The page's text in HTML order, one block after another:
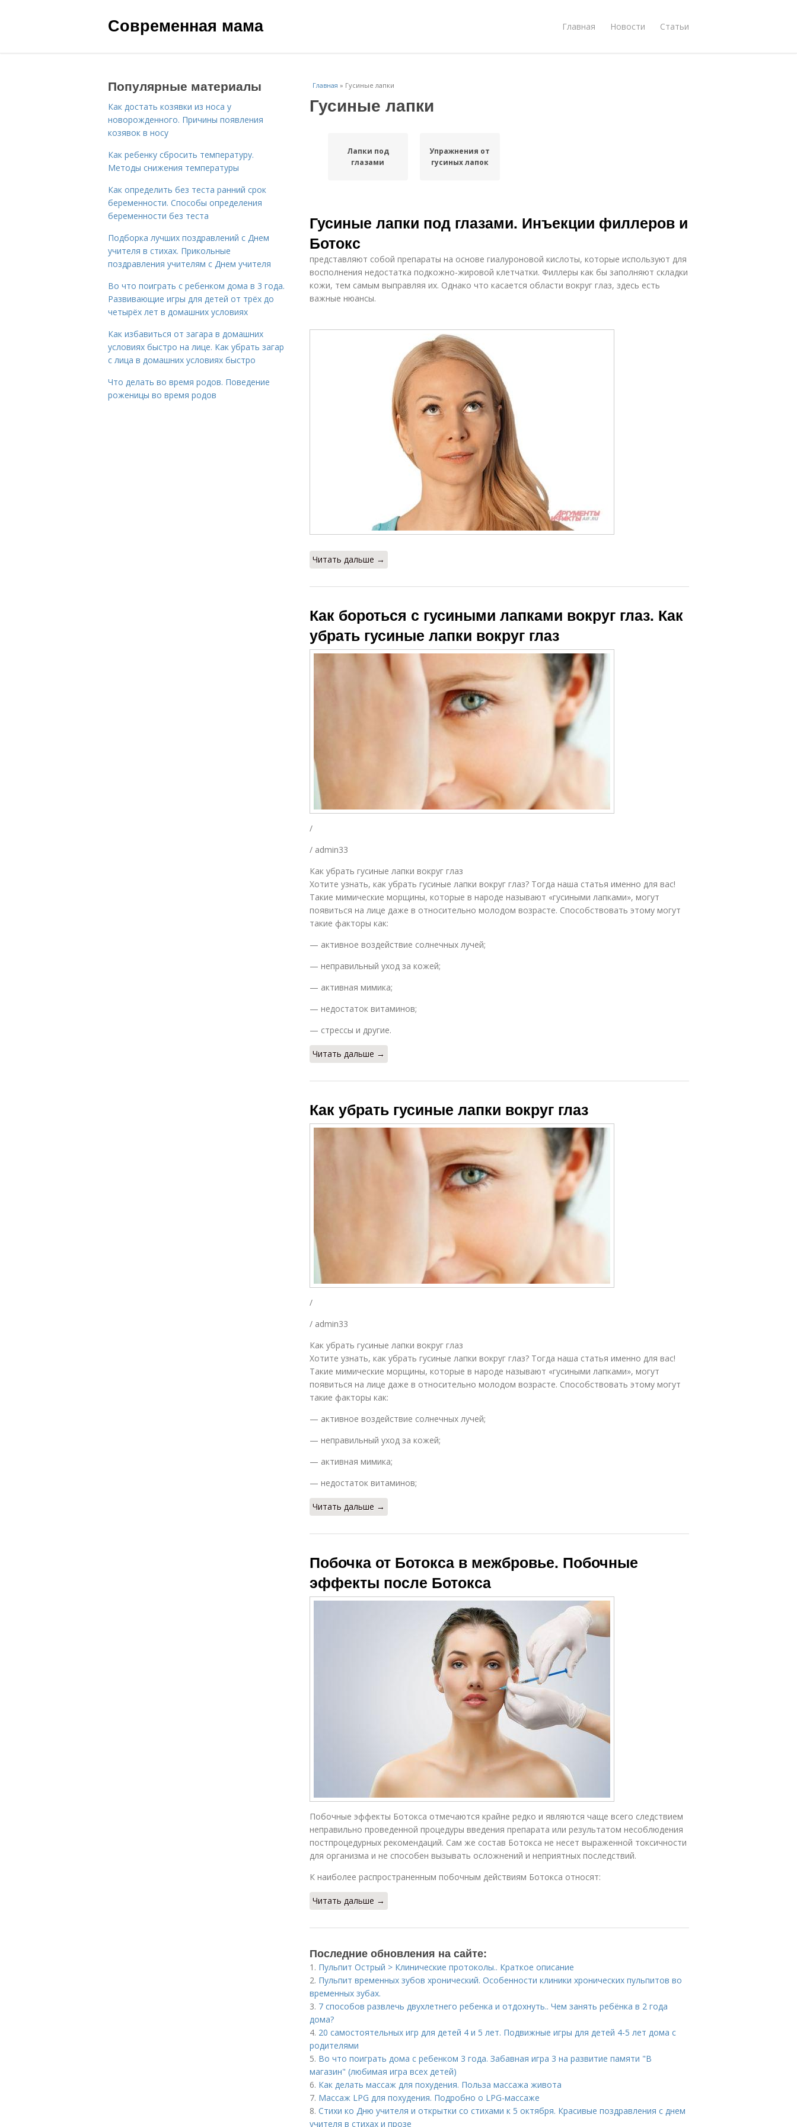
Современная мама Главная Новости Статьи
Главная » Гусиные лапки
Гусиные лапки
Лапки под
глазами
Упражнения от
гусиных лапок
Гусиные лапки под глазами. Инъекции филлеров и
Ботокс
представляют собой препараты на основе гиалуроновой кислоты, которые используют для
восполнения недостатка подкожно-жировой клетчатки. Филлеры как бы заполняют складки
кожи, тем самым выправляя их. Однако что касается области вокруг глаз, здесь есть
важные нюансы.
Читать дальше →
Как бороться с гусиными лапками вокруг глаз. Как
убрать гусиные лапки вокруг глаз
/
/ admin33
Как убрать гусиные лапки вокруг глаз
Хотите узнать, как убрать гусиные лапки вокруг глаз? Тогда наша статья именно для вас!
Такие мимические морщины, которые в народе называют «гусиными лапками», могут
появиться на лице даже в относительно молодом возрасте. Способствовать этому могут
такие факторы как:
— активное воздействие солнечных лучей;
— неправильный уход за кожей;
— активная мимика;
— недостаток витаминов;
— стрессы и другие.
Читать дальше →
Как убрать гусиные лапки вокруг глаз
/
/ admin33
Как убрать гусиные лапки вокруг глаз
Хотите узнать, как убрать гусиные лапки вокруг глаз? Тогда наша статья именно для вас!
Такие мимические морщины, которые в народе называют «гусиными лапками», могут
появиться на лице даже в относительно молодом возрасте. Способствовать этому могут
такие факторы как:
— активное воздействие солнечных лучей;
— неправильный уход за кожей;
— активная мимика;
— недостаток витаминов;
Читать дальше →
Побочка от Ботокса в межбровье. Побочные
эффекты после Ботокса
Побочные эффекты Ботокса отме­ча­ются крайне редко и являются чаще всего следствием
непра­виль­но проведенной процедуры введения препарата или ре­зуль­та­том несоблюдения
пост­про­це­дур­ных рекомендаций. Сам же состав Ботокса не несет выраженной токсичности
для организма и не способен вызывать осложнений и неприятных последствий.
К наиболее распространенным побочным действиям Ботокса относят:
Читать дальше →
Последние обновления на сайте:
1. Пульпит Острый > Клинические протоколы.. Краткое описание
2. Пульпит временных зубов хронический. Особенности клиники хронических пульпитов во
временных зубах.
3. 7 способов развлечь двухлетнего ребенка и отдохнуть.. Чем занять ребёнка в 2 года
дома?
4. 20 самостоятельных игр для детей 4 и 5 лет. Подвижные игры для детей 4-5 лет дома с
родителями
5. Во что поиграть дома с ребенком 3 года. Забавная игра 3 на развитие памяти "В
магазин" (любимая игра всех детей)
6. Как делать массаж для похудения. Польза массажа живота
7. Массаж LPG для похудения. Подробно о LPG-массаже
8. Стихи ко Дню учителя и открытки со стихами к 5 октября. Красивые поздравления с днем
учителя в стихах и прозе
Популярные материалы
Как достать козявки из носа у
новорожденного. Причины появления
козявок в носу
Как ребенку сбросить температуру.
Методы снижения температуры
Как определить без теста ранний срок
беременности. Способы определения
беременности без теста
Подборка лучших поздравлений с Днем
учителя в стихах. Прикольные
поздравления учителям с Днем учителя
Во что поиграть с ребенком дома в 3 года.
Развивающие игры для детей от трёх до
четырёх лет в домашних условиях
Как избавиться от загара в домашних
условиях быстро на лице. Как убрать загар
с лица в домашних условиях быстро
Что делать во время родов. Поведение
роженицы во время родов